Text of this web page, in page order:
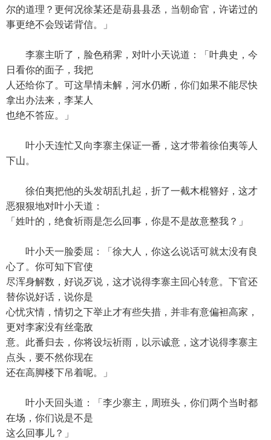
尔的道理？更何况徐某还是葫县县丞，当朝命官，许诺过的
事更绝不会毁诺背信。」
李寨主听了，脸色稍霁，对叶小天说道：「叶典史，今
日看你的面子，我把
人还给你了。可这旱情未解，河水仍断，你们如果不能尽快
拿出办法来，李某人
也绝不答应。」
叶小天连忙又向李寨主保证一番，这才带着徐伯夷等人
下山。
徐伯夷把他的头发胡乱扎起，折了一截木棍簪好，这才
恶狠狠地对叶小天道：
「姓叶的，绝食祈雨是怎么回事，你是不是故意整我？」
叶小天一脸委屈：「徐大人，你这么说话可就太没有良
心了。你可知下官使
尽浑身解数，好说歹说，这才说得李寨主回心转意。下官还
替你说好话，说你是
心忧灾情，情切之下举止才有些失措，并非有意偏袒高家，
更对李家没有丝毫敌
意。此番归去，你将设坛祈雨，以示诚意，这才说得李寨主
点头，要不然你现在
还在高脚楼下吊着呢。」
叶小天回头道：「李少寨主，周班头，你们两个当时都
在场，你们说是不是
这么回事儿？」